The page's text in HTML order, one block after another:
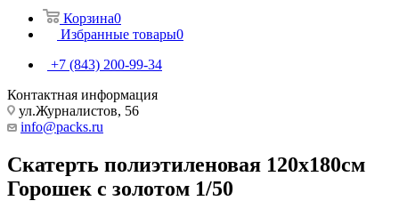
Корзина0
Избранные товары0
+7 (843) 200-99-34
Контактная информация
ул.Журналистов, 56
info@packs.ru
Скатерть полиэтиленовая 120х180см
Горошек с золотом 1/50